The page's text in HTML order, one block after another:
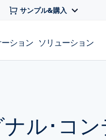
サンプル&購入
ション ソリューション
ル･コ